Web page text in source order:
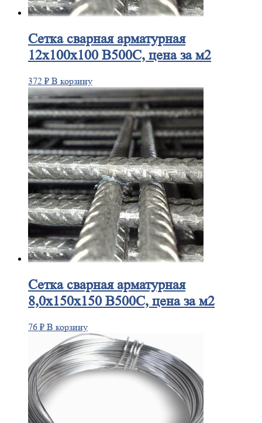
Сеткасварная арматурная
12х100х100 В500С, цена за м2
372 ₽ В корзину
Сеткасварная арматурная
8,0х150х150 В500С, цена за м2
76 ₽ В корзину